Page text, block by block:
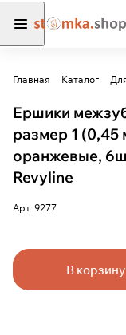
Главная Каталог
Ершики
размер 1 (0,45
оранжевые,
Revyline
Арт. 9277
В корзину